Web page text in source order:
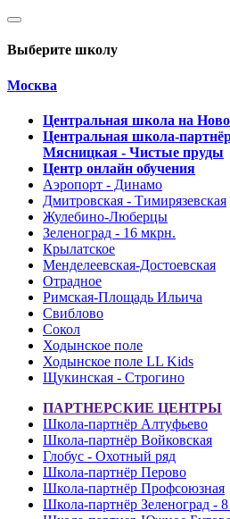
Выберите школу
Москва
Центральная школа на
Центральная школа-
Мясницкая - Чистые пруды
Центр онлайн обучения
Аэропорт - Динамо
Дмитровская - Тимирязевская
Жулебино-Люберцы
Зеленоград - 16 мкрн.
Крылатское
Менделеевская-Достоевская
Отрадное
Римская-Площадь Ильича
Свиблово
Сокол
Ходынское поле
Ходынское поле LL Kids
Щукинская - Строгино
ПАРТНЕРСКИЕ ЦЕНТРЫ
Школа-партнёр Алтуфьево
Школа-партнёр Войковская
Глобус - Охотный ряд
Школа-партнёр Перово
Школа-партнёр Профсоюзная
Школа-партнёр Зеленоград -